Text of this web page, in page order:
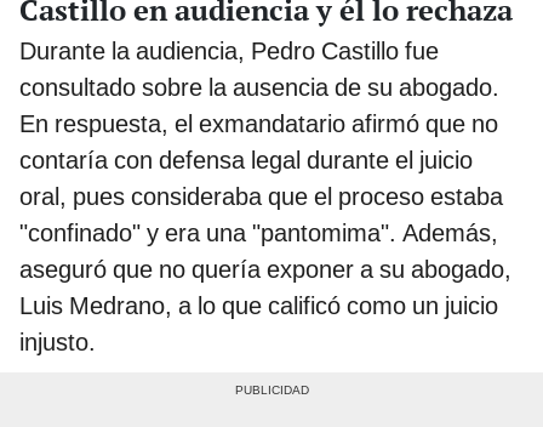
Castillo en audiencia y él lo rechaza
Durante la audiencia, Pedro Castillo fue
consultado sobre la ausencia de su abogado.
En respuesta, el exmandatario afirmó que no
contaría con defensa legal durante el juicio
oral, pues consideraba que el proceso estaba
"confinado" y era una "pantomima". Además,
aseguró que no quería exponer a su abogado,
Luis Medrano, a lo que calificó como un juicio
injusto.